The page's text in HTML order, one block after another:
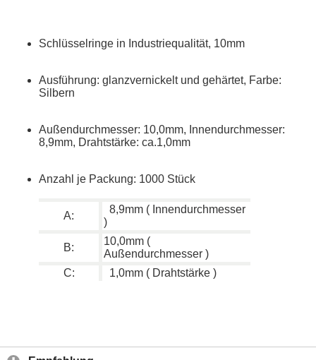
Schlüsselringe in Industriequalität, 10mm
Ausführung: glanzvernickelt und gehärtet, Farbe:
Silbern
Außendurchmesser: 10,0mm, Innendurchmesser:
8,9mm, Drahtstärke: ca.1,0mm
Anzahl je Packung: 1000 Stück
A:
8,9mm ( Innendurchmesser
)
B:
10,0mm (
Außendurchmesser )
C:
1,0mm ( Drahtstärke )